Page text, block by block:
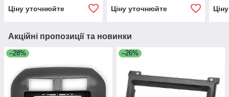
Ціну уточнюйте
Ціну уточнюйте
Акційні пропозиції та новинки
–28% –26%